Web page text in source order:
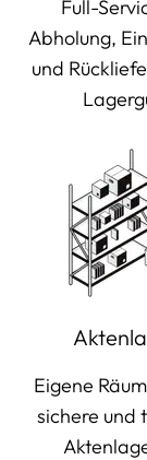
Full-
Abholung,
und
Eigene
sichere und